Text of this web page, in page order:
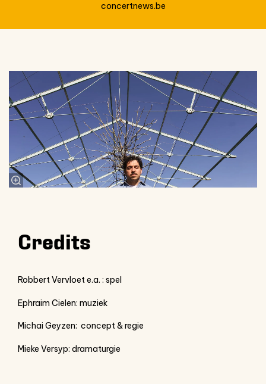
concertnews.be
Credits
Robbert Vervloet e.a. : spel
Ephraim Cielen: muziek
Michai Geyzen: concept & regie
Mieke Versyp: dramaturgie